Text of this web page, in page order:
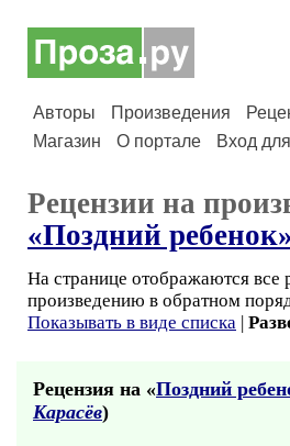
Авторы Произведения
Магазин
О портале Вход
Рецензии на
«Поздний ребенок»
На странице отображаются все
произведению в обратном
Показывать в виде списка |
Рецензия на «Поздний
Карасёв)